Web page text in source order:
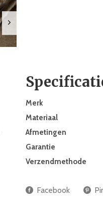
Merk
Materiaal
Afmetingen
Garantie
Verzendmethode
Facebook